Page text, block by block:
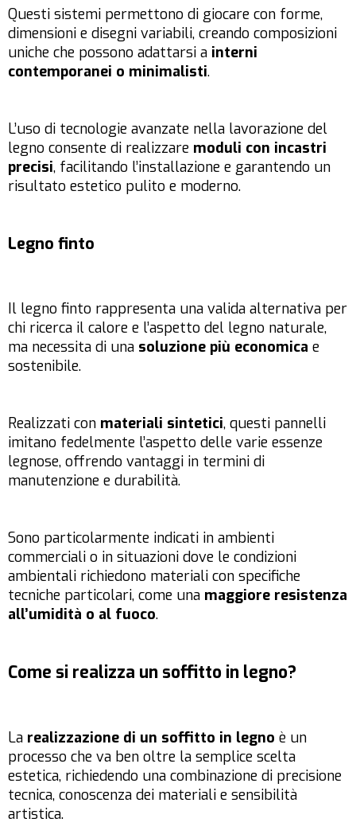
Questi sistemi permettono di giocare con forme,
dimensioni e disegni variabili, creando composizioni
uniche che possono adattarsi a interni
contemporanei o minimalisti.
L’uso di tecnologie avanzate nella lavorazione del
legno consente di realizzare moduli con incastri
precisi, facilitando l’installazione e garantendo un
risultato estetico pulito e moderno.
Legno finto
Il legno finto rappresenta una valida alternativa per
chi ricerca il calore e l’aspetto del legno naturale,
ma necessita di una soluzione più economica e
sostenibile.
Realizzati con materiali sintetici, questi pannelli
imitano fedelmente l’aspetto delle varie essenze
legnose, offrendo vantaggi in termini di
manutenzione e durabilità.
Sono particolarmente indicati in ambienti
commerciali o in situazioni dove le condizioni
ambientali richiedono materiali con specifiche
tecniche particolari, come una maggiore resistenza
all’umidità o al fuoco.
Come si realizza un soffitto in legno?
La realizzazione di un soffitto in legno è un
processo che va ben oltre la semplice scelta
estetica, richiedendo una combinazione di precisione
tecnica, conoscenza dei materiali e sensibilità
artistica.